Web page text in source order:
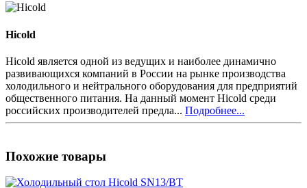
Hicold
Hicold является одной из ведущих и наиболее динамично
развивающихся компаний в России на рынке производства
холодильного и нейтрального оборудования для предприятий
общественного питания. На данный момент Hicold среди
российских производителей предла... Подробнее...
Похожие товары